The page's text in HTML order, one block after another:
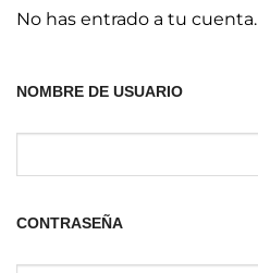
No has entrado a tu cuenta.
NOMBRE DE USUARIO
CONTRASEÑA